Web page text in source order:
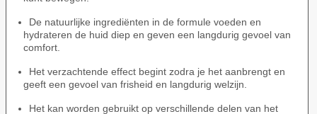
De natuurlijke ingrediënten in de formule voeden en
hydrateren de huid diep en geven een langdurig gevoel van
comfort.
Het verzachtende effect begint zodra je het aanbrengt en
geeft een gevoel van frisheid en langdurig welzijn.
Het kan worden gebruikt op verschillende delen van het